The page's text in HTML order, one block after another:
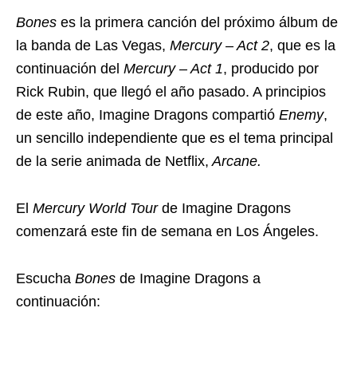
Bones es la primera canción del próximo álbum de
la banda de Las Vegas, Mercury – Act 2, que es la
continuación del Mercury – Act 1, producido por
Rick Rubin, que llegó el año pasado. A principios
de este año, Imagine Dragons compartió Enemy,
un sencillo independiente que es el tema principal
de la serie animada de Netflix, Arcane.
El Mercury World Tour de Imagine Dragons
comenzará este fin de semana en Los Ángeles.
Escucha Bones de Imagine Dragons a
continuación: